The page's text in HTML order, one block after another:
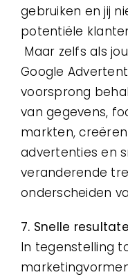
gebruiken en jij
potentiële
Maar zelfs als
Google
voorsprong
van gegevens,
markten,
advertenties en
veranderende
onderscheiden
7. Snelle
In tegenstelling